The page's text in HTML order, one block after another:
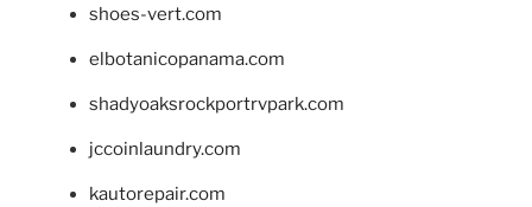
shoes-vert.com
elbotanicopanama.com
shadyoaksrockportrvpark.com
jccoinlaundry.com
kautorepair.com